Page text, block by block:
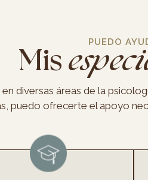
PUEDO
Mis
diversas áreas de la
puedo ofrecerte el apoyo